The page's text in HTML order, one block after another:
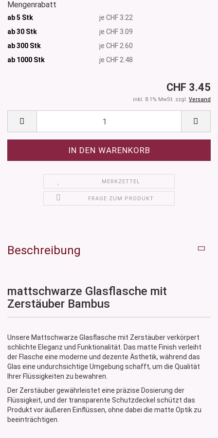
Mengenrabatt
ab 5 Stk
je CHF 3.22
ab 30 Stk
je CHF 3.09
ab 300 Stk
je CHF 2.60
ab 1000 Stk je CHF 2.48
CHF 3.45
inkl. 8.1% MwSt. zzgl. Versand
MERKZETTEL
FRAGE ZUM PRODUKT
Beschreibung
mattschwarze Glasflasche mit
Zerstäuber Bambus
Unsere Mattschwarze Glasflasche mit Zerstäuber verkörpert
schlichte Eleganz und Funktionalität. Das matte Finish verleiht
der Flasche eine moderne und dezente Ästhetik, während das
Glas eine undurchsichtige Umgebung schafft, um die Qualität
Ihrer Flüssigkeiten zu bewahren.
Der Zerstäuber gewährleistet eine präzise Dosierung der
Flüssigkeit, und der transparente Schutzdeckel schützt das
Produkt vor äußeren Einflüssen, ohne dabei die matte Optik zu
beeinträchtigen.